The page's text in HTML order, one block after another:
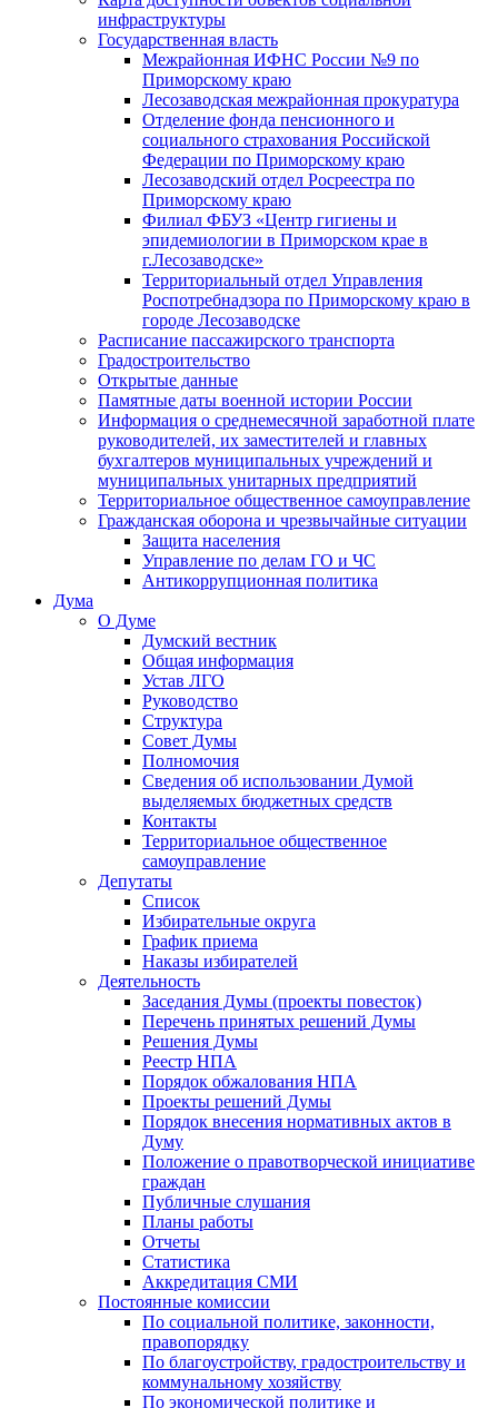
инфраструктуры
Государственная власть
Межрайонная ИФНС России №9 по
Приморскому краю
Лесозаводская межрайонная прокуратура
Отделение фонда пенсионного и
социального страхования Российской
Федерации по Приморскому краю
Лесозаводский отдел Росреестра по
Приморскому краю
Филиал ФБУЗ «Центр гигиены и
эпидемиологии в Приморском крае в
г.Лесозаводске»
Территориальный отдел Управления
Роспотребнадзора по Приморскому краю в
городе Лесозаводске
Расписание пассажирского транспорта
Градостроительство
Открытые данные
Памятные даты военной истории России
Информация о среднемесячной заработной плате
руководителей, их заместителей и главных
бухгалтеров муниципальных учреждений и
муниципальных унитарных предприятий
Территориальное общественное самоуправление
Гражданская оборона и чрезвычайные ситуации
Защита населения
Управление по делам ГО и ЧС
Антикоррупционная политика
Дума
О Думе
Думский вестник
Общая информация
Устав ЛГО
Руководство
Структура
Совет Думы
Полномочия
Сведения об использовании Думой
выделяемых бюджетных средств
Контакты
Территориальное общественное
самоуправление
Депутаты
Список
Избирательные округа
График приема
Наказы избирателей
Деятельность
Заседания Думы (проекты повесток)
Перечень принятых решений Думы
Решения Думы
Реестр НПА
Порядок обжалования НПА
Проекты решений Думы
Порядок внесения нормативных актов в
Думу
Положение о правотворческой инициативе
граждан
Публичные слушания
Планы работы
Отчеты
Статистика
Аккредитация СМИ
Постоянные комиссии
По социальной политике, законности,
правопорядку
По благоустройству, градостроительству и
коммунальному хозяйству
По экономической политике и